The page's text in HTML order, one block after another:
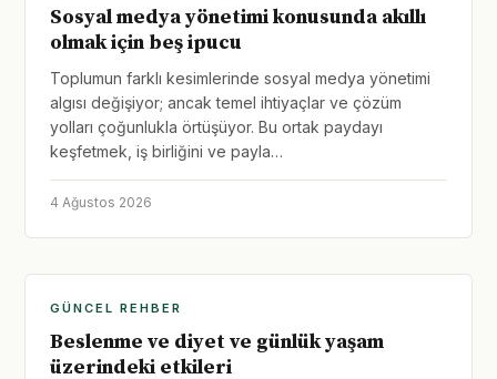
Sosyal medya yönetimi konusunda akıllı
olmak için beş ipucu
Toplumun farklı kesimlerinde sosyal medya yönetimi
algısı değişiyor; ancak temel ihtiyaçlar ve çözüm
yolları çoğunlukla örtüşüyor. Bu ortak paydayı
keşfetmek, iş birliğini ve payla…
4 Ağustos 2026
GÜNCEL REHBER
Beslenme ve diyet ve günlük yaşam
üzerindeki etkileri